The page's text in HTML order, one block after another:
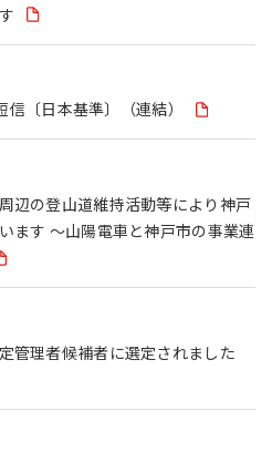
〔日本基準〕（連結）
辺の登山道維持活動等により神戸
ます ～山陽電車と神戸市の事業連
管理者候補者に選定されました